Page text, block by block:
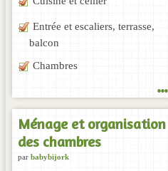
Entrée et escaliers, terrasse,
balcon
Chambres
...
Ménage et organisation
des chambres
par babybijork